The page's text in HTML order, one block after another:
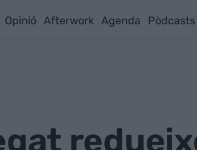
Opinió Afterwork Agenda Pòdcasts